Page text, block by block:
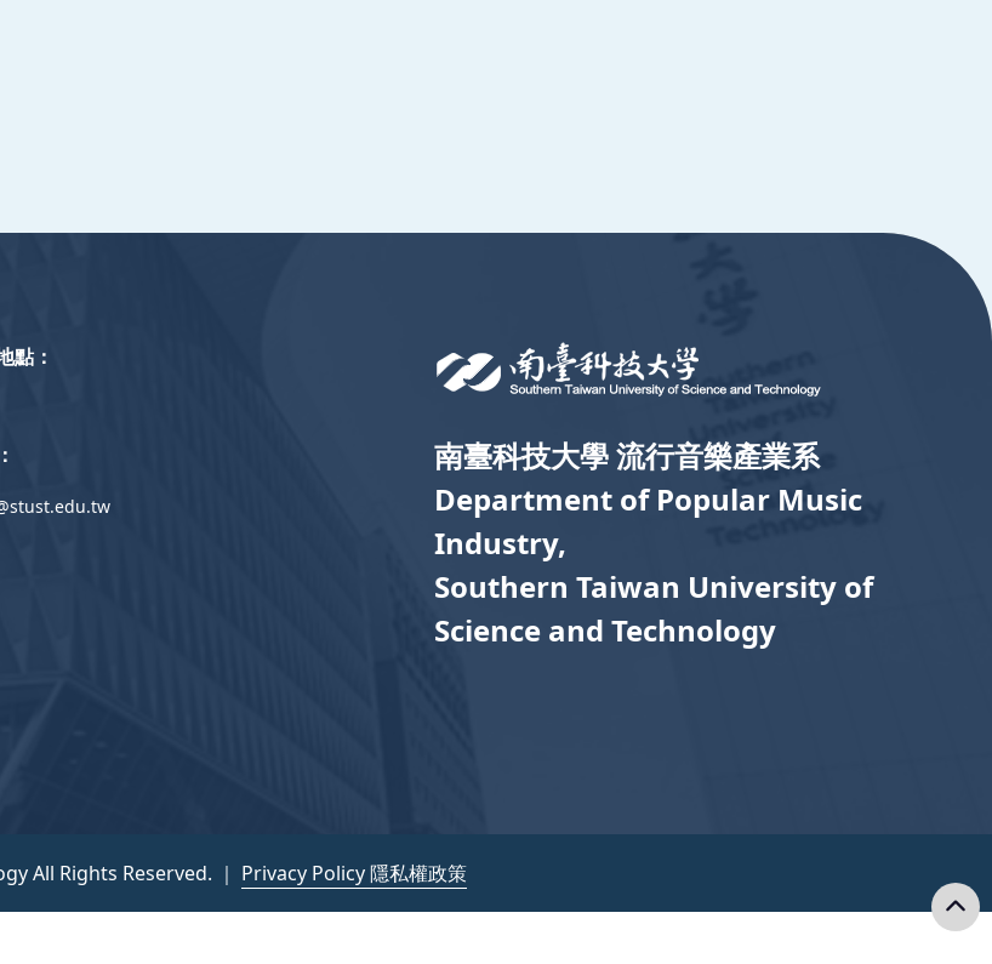
南臺科技大學 流行音樂產業系
Department of Popular Music
Industry,
Southern Taiwan University of
Science and Technology
點：
All Rights Reserved. ｜ Privacy Policy 隱私權政策